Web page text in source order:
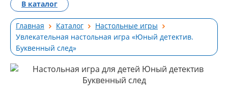
Главная Каталог
Настольные игры
Увлекательная настольная игра «Юный детектив.
Буквенный след»
В каталог